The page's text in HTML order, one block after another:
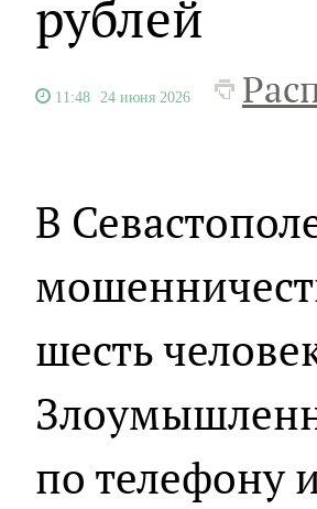
рублей
11:48 24 июня 2026
В
шесть
по телефону